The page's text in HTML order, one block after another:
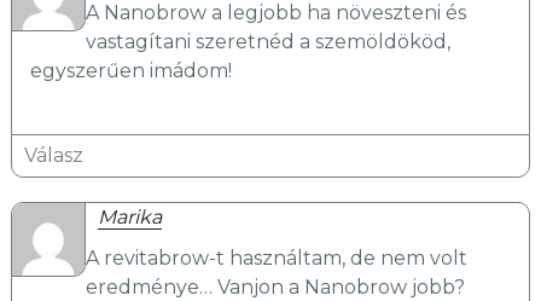
A Nanobrow a legjobb ha növeszteni és
vastagítani szeretnéd a szemöldököd,
egyszerűen imádom!
Válasz
Marika
A revitabrow-t használtam, de nem volt
eredménye… Vanjon a Nanobrow jobb?